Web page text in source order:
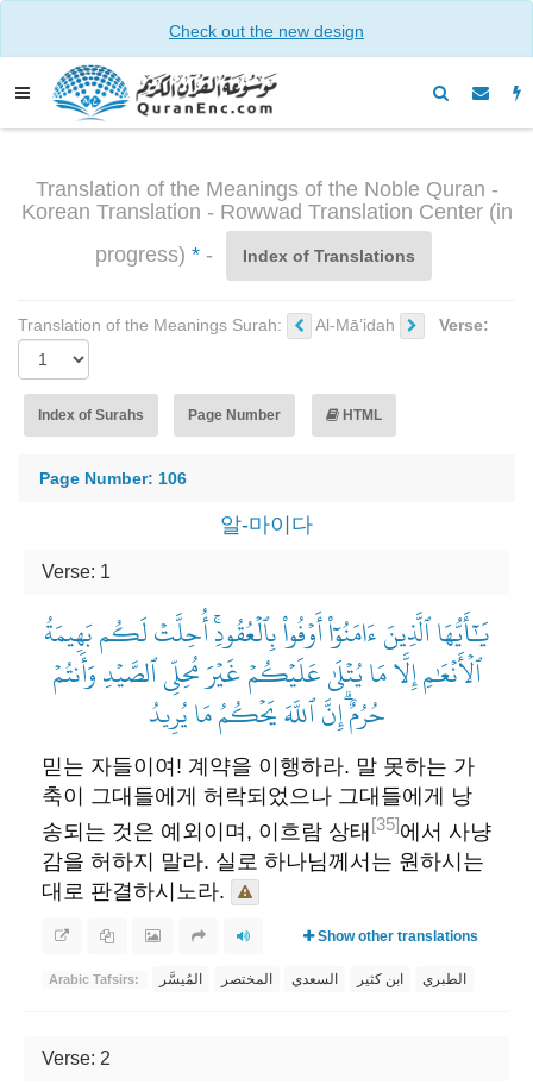
Check out the new design
Translation of the Meanings of the Noble Quran -
Korean Translation - Rowwad Translation Center (in
progress) *- Index of Translations
Translation of the Meanings Surah: Al-Mā’idah Verse:
Index of Surahs Page Number HTML
Page Number: 106
알-마이다
Verse: 1
يَٰٓأَيُّهَا ٱلَّذِينَ ءَامَنُوٓاْ أَوۡفُواْ بِٱلۡعُقُودِۚ أُحِلَّتۡ لَكُم بَهِيمَةُ
ٱلۡأَنۡعَٰمِ إِلَّا مَا يُتۡلَىٰ عَلَيۡكُمۡ غَيۡرَ مُحِلِّي ٱلصَّيۡدِ وَأَنتُمۡ
حُرُمٌۗ إِنَّ ٱللَّهَ يَحۡكُمُ مَا يُرِيدُ
믿는 자들이여! 계약을 이행하라. 말 못하는 가
축이 그대들에게 허락되었으나 그대들에게 낭
송되는 것은 예외이며, 이흐람 상태[35]에서 사냥
감을 허하지 말라. 실로 하나님께서는 원하시는
대로 판결하시노라.
Show other translations
Arabic Tafsirs: المُيسَّر المختصر السعدي ابن كثير الطبري
Verse: 2